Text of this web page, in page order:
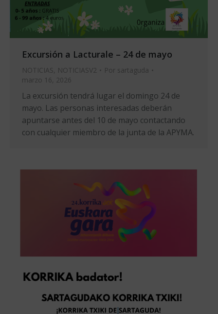
Excursión a Lacturale – 24 de mayo
NOTICIAS, NOTICIASV2 Por sartaguda
marzo 16, 2026
La excursión tendrá lugar el domingo 24 de
mayo. Las personas interesadas deberán
apuntarse antes del 10 de mayo contactando
con cualquier miembro de la junta de la APYMA.